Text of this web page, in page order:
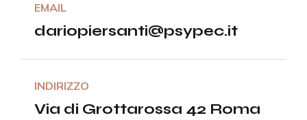
EMAIL
dariopiersanti@psypec.it
INDIRIZZO
Via di Grottarossa 42 Roma